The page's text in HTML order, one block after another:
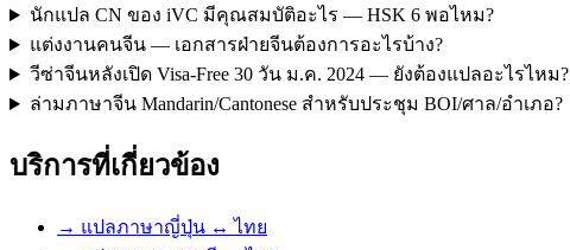
นักแปล CN ของ iVC มีคุณสมบัติอะไร — HSK 6 พอไหม?
แต่งงานคนจีน — เอกสารฝ่ายจีนต้องการอะไรบ้าง?
วีซ่าจีนหลังเปิด Visa-Free 30 วัน ม.ค. 2024 — ยังต้องแปลอะไรไหม?
ล่ามภาษาจีน Mandarin/Cantonese สำหรับประชุม BOI/ศาล/อำเภอ?
บริการที่เกี่ยวข้อง
→ แปลภาษาญี่ปุ่น ↔ ไทย